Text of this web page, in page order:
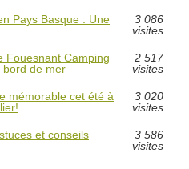
Pays Basque : Une
3 086
visites
Fouesnant Camping
bord de mer
2 517
visites
mémorable cet été à
3 020
visites
et conseils
3 586
visites